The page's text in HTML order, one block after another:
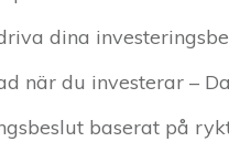
dina
när du investerar –
baserat på